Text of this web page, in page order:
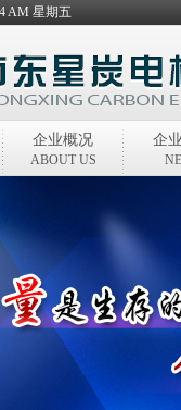
AM 星期五
企业概况
ABOUT US
企